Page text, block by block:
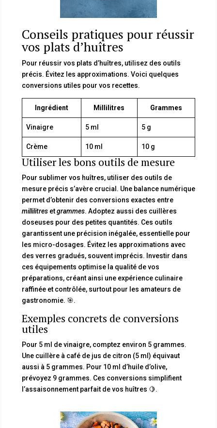
Conseils pratiques pour réussir
vos plats d’huîtres
Pour réussir vos plats d’huîtres, utilisez des outils
précis. Évitez les approximations. Voici quelques
conversions utiles pour vos recettes.
Ingrédient Millilitres Grammes
Vinaigre 5 ml 5 g
Crème 10 ml 10 g
Utiliser les bons outils de mesure
Pour sublimer vos huîtres, utiliser des outils de
mesure précis s’avère crucial. Une balance numérique
permet d’obtenir des conversions exactes entre
millilitresetgrammes. Adoptez aussi des cuillères
doseuses pour des petites quantités. Ces outils
garantissent une précision inégalée, essentielle pour
les micro-dosages. Évitez les approximations avec
des verres gradués, souvent imprécis. Investir dans
ces équipements optimise la qualité de vos
préparations, créant ainsi une expérience culinaire
raffinée et contrôlée, surtout pour les amateurs de
gastronomie. 🎯.
Exemples concrets de conversions
utiles
Pour 5 ml de vinaigre, comptez environ 5 grammes.
Une cuillère à café de jus de citron (5 ml) équivaut
aussi à 5 grammes. Pour 10 ml d’huile d’olive,
prévoyez 9 grammes. Ces conversions simplifient
l’assaisonnement parfait de vos huîtres 🍋.